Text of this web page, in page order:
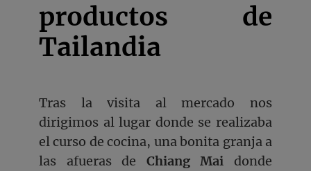
productos de
Tailandia
Tras la visita al mercado nos
dirigimos al lugar donde se realizaba
el curso de cocina, una bonita granja a
las afueras de Chiang Mai donde